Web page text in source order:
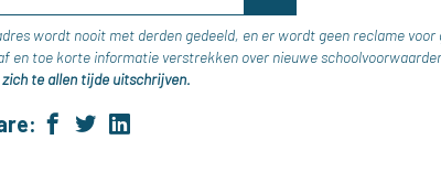
wordt nooit met derden gedeeld, en er wordt geen reclame voor
en toe korte informatie verstrekken over nieuwe
te allen tijde uitschrijven.